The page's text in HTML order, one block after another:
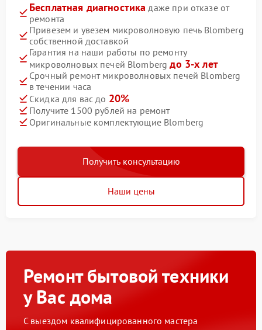
Бесплатная диагностика даже при отказе от
ремонта
Привезем и увезем микроволновую печь Blomberg
собственной доставкой
Гарантия на наши работы по ремонту
микроволновых печей Blombergдо 3-х лет
Срочный ремонт микроволновых печей Blomberg
в течении часа
Скидка для вас до 20%
Получите 1500 рублей на ремонт
Оригинальные комплектующие Blomberg
Получить консультацию
Наши цены
Ремонт бытовой техники
у Вас дома
С выездом квалифицированного мастера